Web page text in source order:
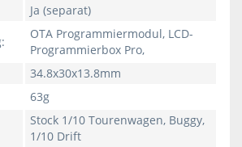
Ja (separat)
OTA Programmiermodul, LCD-
Programmierbox Pro,
34.8x30x13.8mm
63g
Stock 1/10 Tourenwagen, Buggy,
1/10 Drift